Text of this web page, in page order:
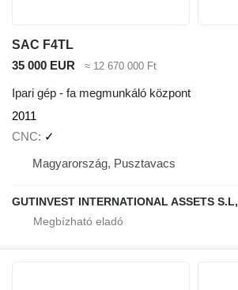
SAC F4TL
35 000 EUR
≈ 12 670 000 Ft
Ipari gép - fa megmunkáló központ
2011
CNC
✓
Magyarország, Pusztavacs
GUTINVEST INTERNATIONAL ASSETS S.L,